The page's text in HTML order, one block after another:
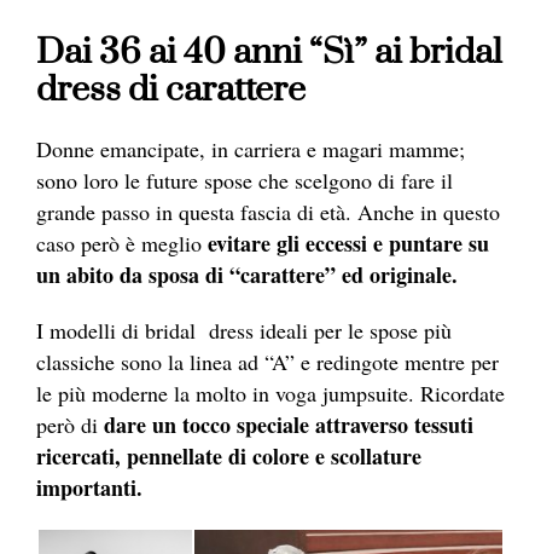
Dai 36 ai 40 anni “Sì” ai bridal
dress di carattere
Donne emancipate, in carriera e magari mamme;
sono loro le future spose che scelgono di fare il
grande passo in questa fascia di età. Anche in questo
caso però è meglio evitare gli eccessi e puntare su
un abito da sposa di “carattere” ed originale.
I modelli di bridal dress ideali per le spose più
classiche sono la linea ad “A” e redingote mentre per
le più moderne la molto in voga jumpsuite. Ricordate
però di dare un tocco speciale attraverso tessuti
ricercati, pennellate di colore e scollature
importanti.